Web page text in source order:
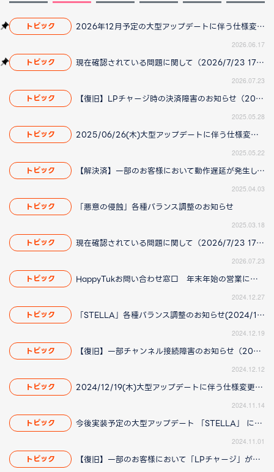
トピック 2026年12月予定の大型アップデートに伴う仕様変更のお知らせ
2026.06.17
トピック 現在確認されている問題に関して（2026/7/23 17:00更新）
2026.07.23
トピック 【復旧】LPチャージ時の決済障害のお知らせ（2025/05/29更新）
2025.05.28
トピック 2025/06/26(木)大型アップデートに伴う仕様変更のお知らせ
2025.05.22
トピック 【解決済】一部のお客様において動作遅延が発生している問題について(2025/4/14 更新)
2025.04.03
トピック 「悪意の侵蝕」各種バランス調整のお知らせ
2025.03.18
トピック 現在確認されている問題に関して（2026/7/23 17:00更新）
2026.07.23
トピック HappyTukお問い合わせ窓口 年末年始の営業について
2024.12.27
トピック 「STELLA」各種バランス調整のお知らせ(2024/12/23 16:25更新)
2024.12.19
トピック 【復旧】一部チャンネル接続障害のお知らせ（2024/12/12 16:30更新）
2024.12.12
トピック 2024/12/19(木)大型アップデートに伴う仕様変更のお知らせ(2024/12/26(木)14:40更新)
2024.11.14
トピック 今後実装予定の大型アップデート 「STELLA」 に伴う仕様変更のお知らせ（2024/11/01 12:25更新）
2024.11.01
トピック 【復旧】一部のお客様において「LPチャージ」ができない場合がある件について（2024/10/24 13:45更新）